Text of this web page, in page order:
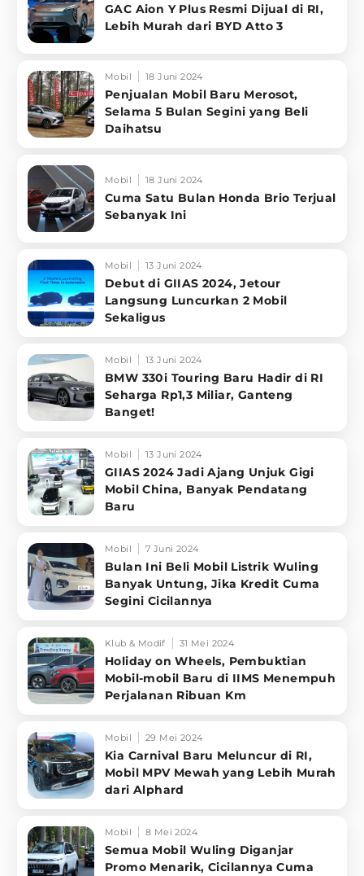
GAC Aion Y Plus Resmi Dijual di RI,
Lebih Murah dari BYD Atto 3
Mobil 18 Juni 2024
Penjualan Mobil Baru Merosot,
Selama 5 Bulan Segini yang Beli
Daihatsu
Mobil 18 Juni 2024
Cuma Satu Bulan Honda Brio Terjual
Sebanyak Ini
Mobil 13 Juni 2024
Debut di GIIAS 2024, Jetour
Langsung Luncurkan 2 Mobil
Sekaligus
Mobil 13 Juni 2024
BMW 330i Touring Baru Hadir di RI
Seharga Rp1,3 Miliar, Ganteng
Banget!
Mobil 13 Juni 2024
GIIAS 2024 Jadi Ajang Unjuk Gigi
Mobil China, Banyak Pendatang
Baru
Mobil 7 Juni 2024
Bulan Ini Beli Mobil Listrik Wuling
Banyak Untung, Jika Kredit Cuma
Segini Cicilannya
Klub & Modif 31 Mei 2024
Holiday on Wheels, Pembuktian
Mobil-mobil Baru di IIMS Menempuh
Perjalanan Ribuan Km
Mobil 29 Mei 2024
Kia Carnival Baru Meluncur di RI,
Mobil MPV Mewah yang Lebih Murah
dari Alphard
Mobil 8 Mei 2024
Semua Mobil Wuling Diganjar
Promo Menarik, Cicilannya Cuma